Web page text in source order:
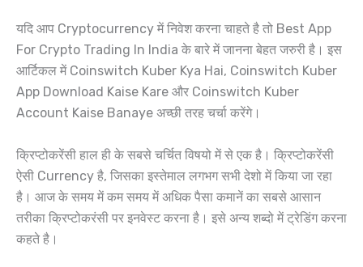
यदि आप Cryptocurrency में निवेश करना चाहते है तो Best App
For Crypto Trading In India के बारे में जानना बेहत जरुरी है। इस
आर्टिकल में Coinswitch Kuber Kya Hai, Coinswitch Kuber
App Download Kaise Kare और Coinswitch Kuber
Account Kaise Banaye अच्छी तरह चर्चा करेंगे।
क्रिप्टोकरेंसी हाल ही के सबसे चर्चित विषयो में से एक है। क्रिप्टोकरेंसी
ऐसी Currency है, जिसका इस्तेमाल लगभग सभी देशो में किया जा रहा
है। आज के समय में कम समय में अधिक पैसा कमानें का सबसे आसान
तरीका क्रिप्टोकरंसी पर इनवेस्ट करना है। इसे अन्य शब्दो में ट्रेडिंग करना
कहते है।